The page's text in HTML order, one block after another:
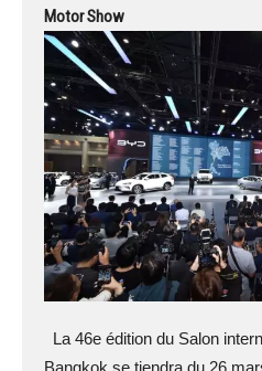
Motor Show
La 46e édition du Salon
Bangkok se tiendra du 26